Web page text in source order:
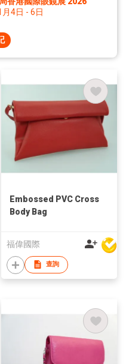
4日 - 6日
Embossed PVC Cross
Body Bag
福偉國際
查詢